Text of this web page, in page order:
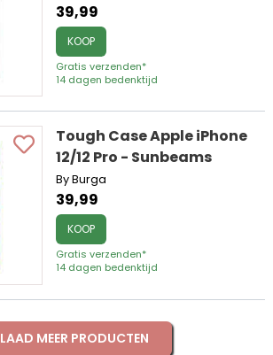
39,99
KOOP
Gratis verzenden*
14 dagen bedenktijd
Tough Case Apple iPhone
12/12 Pro - Sunbeams
By Burga
39,99
KOOP
Gratis verzenden*
14 dagen bedenktijd
LAAD MEER PRODUCTEN